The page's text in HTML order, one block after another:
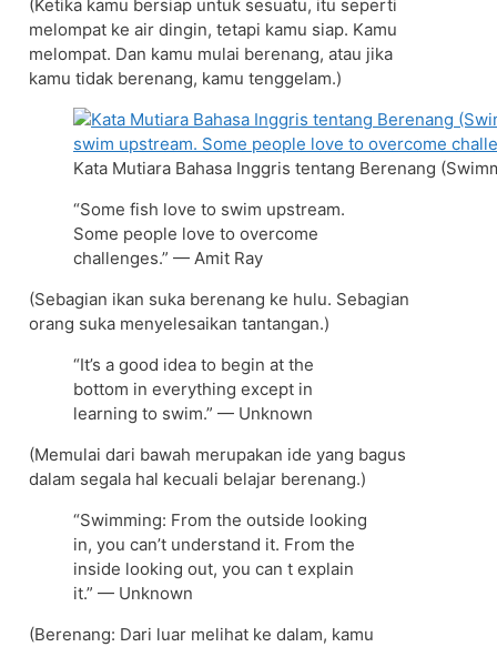
(Ketika kamu bersiap untuk sesuatu, itu seperti
melompat ke air dingin, tetapi kamu siap. Kamu
melompat. Dan kamu mulai berenang, atau jika
kamu tidak berenang, kamu tenggelam.)
Kata Mutiara Bahasa Inggris tentang Berenang
“Some fish love to swim upstream.
Some people love to overcome
challenges.” — Amit Ray
(Sebagian ikan suka berenang ke hulu. Sebagian
orang suka menyelesaikan tantangan.)
“It’s a good idea to begin at the
bottom in everything except in
learning to swim.” — Unknown
(Memulai dari bawah merupakan ide yang bagus
dalam segala hal kecuali belajar berenang.)
“Swimming: From the outside looking
in, you can’t understand it. From the
inside looking out, you can t explain
it.” — Unknown
(Berenang: Dari luar melihat ke dalam, kamu